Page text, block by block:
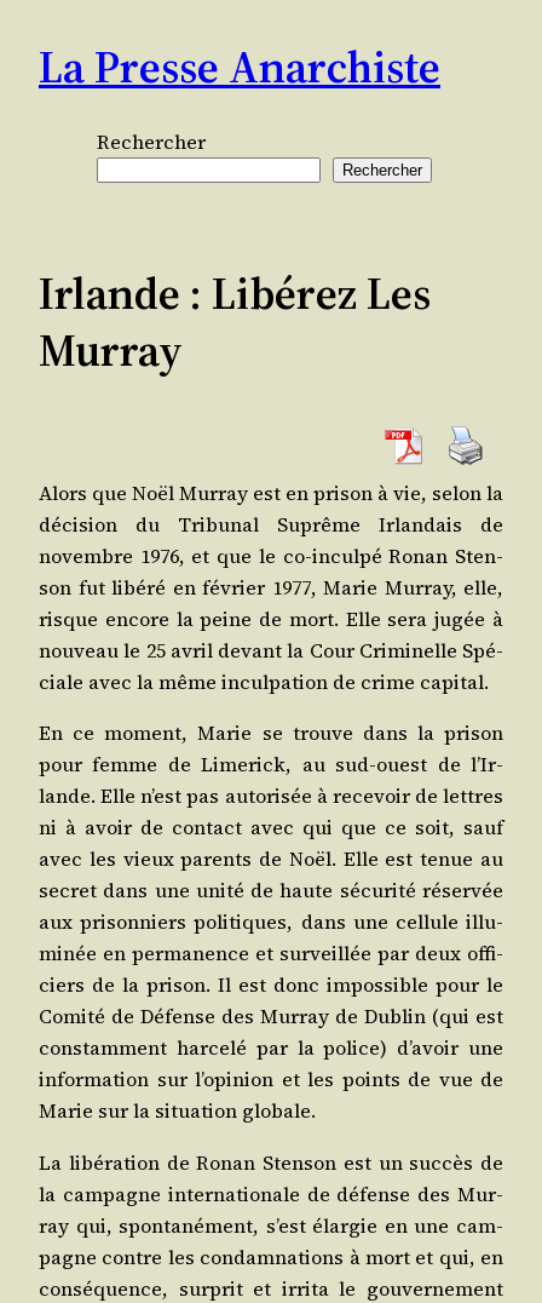
contenu
La Presse Anarchiste
Rechercher
Rechercher
Irlande : Libérez Les
Murray
Alors que Noël Mur­ray est en pri­son à vie, selon la
déci­sion du Tri­bu­nal Suprême Irlan­dais de
novembre 1976, et que le co-incul­pé Ronan Sten­
son fut libé­ré en février 1977, Marie Mur­ray, elle,
risque encore la peine de mort. Elle sera jugée à
nou­veau le 25 avril devant la Cour Cri­mi­nelle Spé­
ciale avec la même incul­pa­tion de crime capital.
En ce moment, Marie se trouve dans la pri­son
pour femme de Lime­rick, au sud-ouest de l’Ir­
lande. Elle n’est pas auto­ri­sée à rece­voir de lettres
ni à avoir de contact avec qui que ce soit, sauf
avec les vieux parents de Noël. Elle est tenue au
secret dans une uni­té de haute sécu­ri­té réser­vée
aux pri­son­niers poli­tiques, dans une cel­lule illu­
mi­née en per­ma­nence et sur­veillée par deux offi­
ciers de la pri­son. Il est donc impos­sible pour le
Comi­té de Défense des Mur­ray de Dublin (qui est
constam­ment har­ce­lé par la police) d’a­voir une
infor­ma­tion sur l’o­pi­nion et les points de vue de
Marie sur la situa­tion globale.
La libé­ra­tion de Ronan Sten­son est un suc­cès de
la cam­pagne inter­na­tio­nale de défense des Mur­
ray qui, spon­ta­né­ment, s’est élar­gie en une cam­
pagne contre les condam­na­tions à mort et qui, en
consé­quence, sur­prit et irri­ta le gou­ver­ne­ment